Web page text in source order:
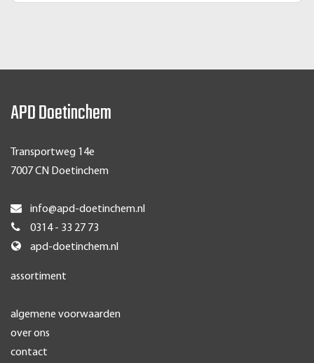
APD Doetinchem
Transportweg 14e
7007 CN Doetinchem
info@apd-doetinchem.nl
0314 - 33 27 73
apd-doetinchem.nl
assortiment
algemene voorwaarden
over ons
contact